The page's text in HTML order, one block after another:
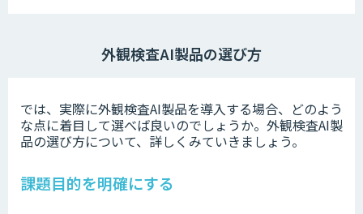
外観検査AI製品の選び方
では、実際に外観検査AI製品を導入する場合、どのよう
な点に着目して選べば良いのでしょうか。外観検査AI製
品の選び方について、詳しくみていきましょう。
課題目的を明確にする